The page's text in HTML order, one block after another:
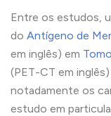
Entre os estudos,
do Antígeno de
em inglês) em
(PET-CT em
notadamente os
estudo em